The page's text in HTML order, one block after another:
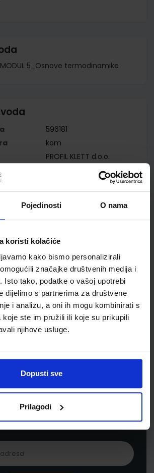
Pojedinosti O nama
koristi kolačiće
kako bismo personalizirali
značajke društvenih medija i
Isto tako, podatke o vašoj upotrebi
dijelimo s partnerima za društvene
i analizu, a oni ih mogu kombinirati s
koje ste im pružili ili koje su prikupili
njihove usluge.
Dopusti sve
Prilagodi
5_Osnove termodinamike
596181
kom
PROFIL KLETT d.o.o.
Melita Sambolek Marin
20 2.RAZRED SŠ
UDŽBENIK
Newsletter prijava
kako bi primali informacije o novim
i uslugama, akcijama i drugim
pogodnostima